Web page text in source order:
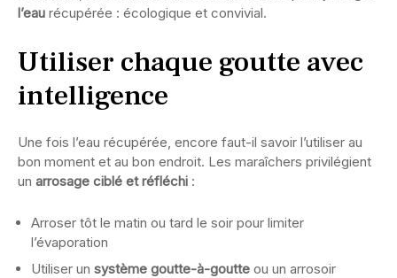
l’eau récupérée : écologique et convivial.
Utiliser chaque goutte avec
intelligence
Une fois l’eau récupérée, encore faut-il savoir l’utiliser au
bon moment et au bon endroit. Les maraîchers privilégient
un arrosage ciblé et réfléchi :
Arroser tôt le matin ou tard le soir pour limiter
l’évaporation
Utiliser un système goutte-à-goutte ou un arrosoir